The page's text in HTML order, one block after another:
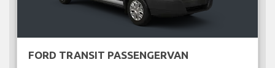
FORD TRANSIT PASSENGERVAN